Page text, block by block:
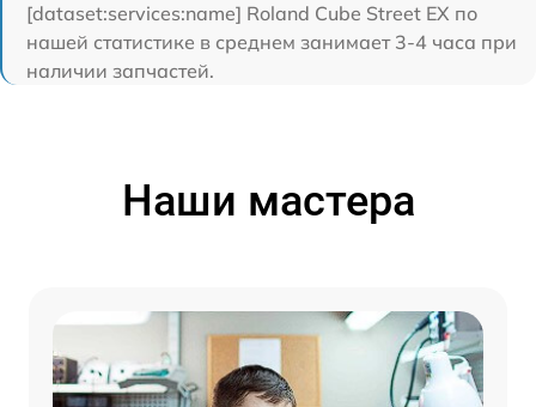
[dataset:services:name] Roland Cube Street EX по
нашей статистике в среднем занимает 3-4 часа при
наличии запчастей.
Наши мастера